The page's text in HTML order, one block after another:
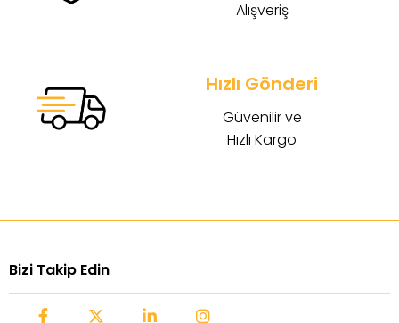
Alışveriş
Hızlı Gönderi
Güvenilir ve
Hızlı Kargo
Bizi Takip Edin